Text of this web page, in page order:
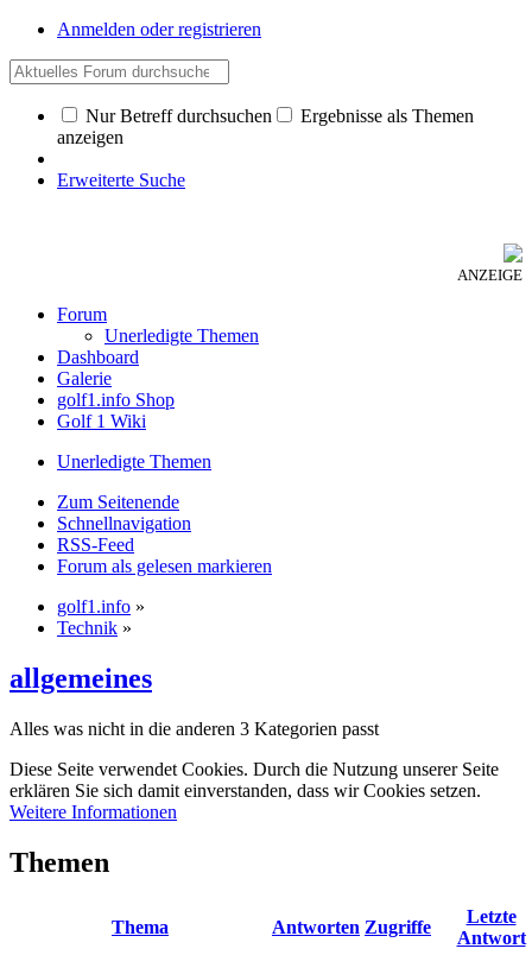
Anmelden oder registrieren
Nur Betreff durchsuchen
Ergebnisse als Themen
anzeigen
Erweiterte Suche
ANZEIGE
Forum
Unerledigte Themen
Dashboard
Galerie
golf1.info Shop
Golf 1 Wiki
Unerledigte Themen
Zum Seitenende
Schnellnavigation
RSS-Feed
Forum als gelesen markieren
golf1.info »
Technik »
allgemeines
Alles was nicht in die anderen 3 Kategorien passt
Diese Seite verwendet Cookies. Durch die Nutzung unserer Seite
erklären Sie sich damit einverstanden, dass wir Cookies setzen.
Weitere Informationen
Themen
Thema Antworten Zugriffe
Letzte
Antwort